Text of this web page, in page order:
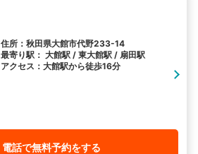
住所：秋田県大館市代野233-14
最寄り駅： 大館駅 / 東大館駅 / 扇田駅
アクセス：大館駅から徒歩16分
電話で無料予約をする